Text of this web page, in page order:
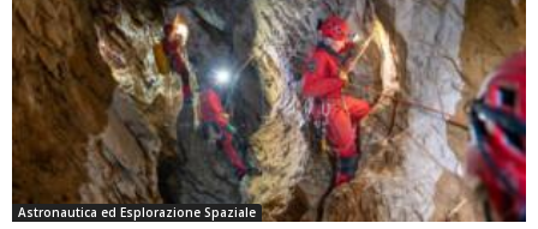
Astronautica ed Esplorazione Spaziale